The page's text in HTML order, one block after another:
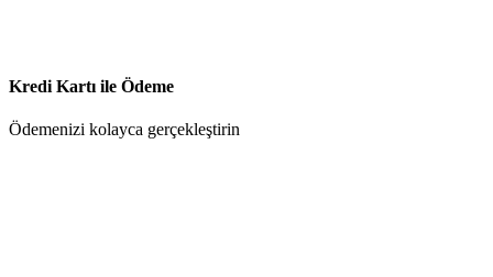
Kredi Kartı ile Ödeme
Ödemenizi kolayca gerçekleştirin